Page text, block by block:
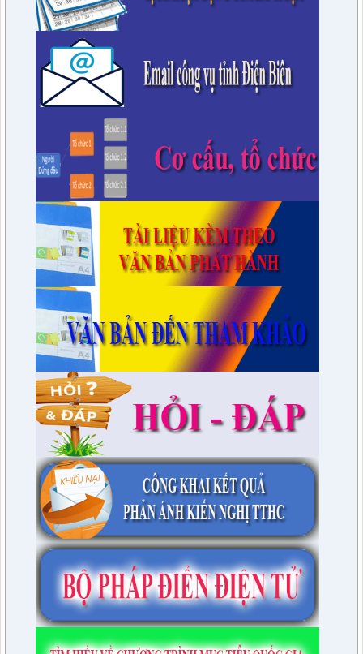
7/QĐ-BPC
Quyết định thành lập đoàn giám sát việc thực hiện các quy
định của pháp luật về công tác thi hành án dân sự trên địa
bàn huyện năm 2021, 2022
lượt xem: 3385 | lượt tải:596
230/CTr-TT HĐND
Chương trình công tác tháng 03/2023 của TT HĐND
lượt xem: 3377 | lượt tải:461
1/NQ-TTHĐND
Nghị quyết V/v: Điều chỉnh cục bộ quy hoạch chi tiết xây dựng
tỷ lệ 1/500 Khu trung tâm thị trấn Tuần Giáo huyện Tuần Giáo
tỉnh Điện Biên ( Khu dân cư số 1 Thị trấn Tuần Giáo; Khu dân
cư số 2 Thị trấn Tuần Giáo; Khu dân cư mới số 3
lượt xem: 2802 | lượt tải:1454
2/CV-BDT
Đề xuất chuyên đề giám sát năm 2024
lượt xem: 3922 | lượt tải:979
4/CV-BKTXH
Đề xuất nội dung giám sát năm 2024 của TT HĐND huyện
lượt xem: 4936 | lượt tải:1315